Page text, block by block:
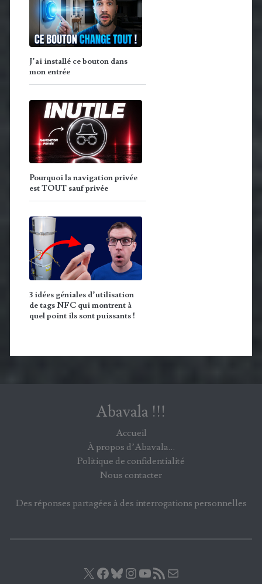
J’ai installé ce bouton dans
mon entrée
Pourquoi la navigation privée
est TOUT sauf privée
3 idées géniales d’utilisation
de tags NFC qui montrent à
quel point ils sont puissants !
Abavala !!!
Accueil
À propos d’Abavala…
Politique de confidentialité
Nous contacter
Des réponses partagées à des interrogations personnelles
X Facebook
Bluesky
Instagram
YouTube
Flux RSS